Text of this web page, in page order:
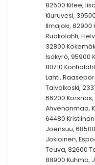
82500 Kitee,
Kiuruvesi,
Ilmajoki, 82900
Ruokolahti,
32800
Isokyrö, 95900
80710
Lahti,
Taivalkoski,
66200 Korsnäs,
Ahvenanmaa,
64480
Joensuu,
Jokioinen,
Teuva, 82600
88900 Kuhmo,